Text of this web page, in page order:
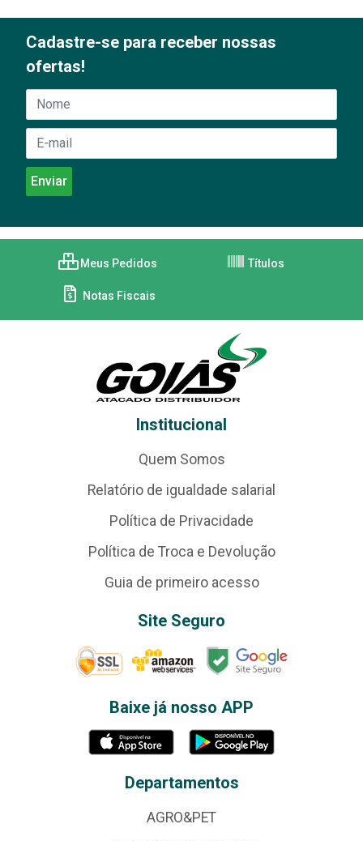
Cadastre-se para receber nossas
ofertas!
Meus Pedidos Títulos
Notas Fiscais
Institucional
Quem Somos
Relatório de igualdade salarial
Política de Privacidade
Política de Troca e Devolução
Guia de primeiro acesso
Site Seguro
Baixe já nosso APP
Departamentos
AGRO&PET